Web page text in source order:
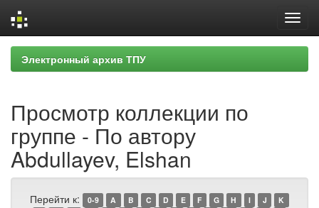
Skip
navigation
Электронный архив ТПУ
Просмотр коллекции по
группе - По автору
Abdullayev, Elshan
Перейти к: 0-9 A B C D E F G H I J
K